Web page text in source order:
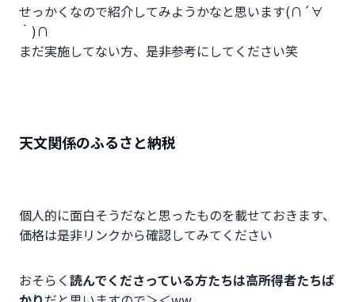
せっかくなので紹介してみようかなと思います(∩´∀
｀)∩
まだ実施してない方、是非参考にしてください笑
天文関係のふるさと納税
個人的に面白そうだなと思ったものを載せておきます、
価格は是非リンクから確認してみてください
おそらく 読んでくださっている方たちは高所得者たちば